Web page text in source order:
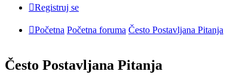
Registruj se
Početna Početna foruma Često Postavljana Pitanja
Često Postavljana Pitanja